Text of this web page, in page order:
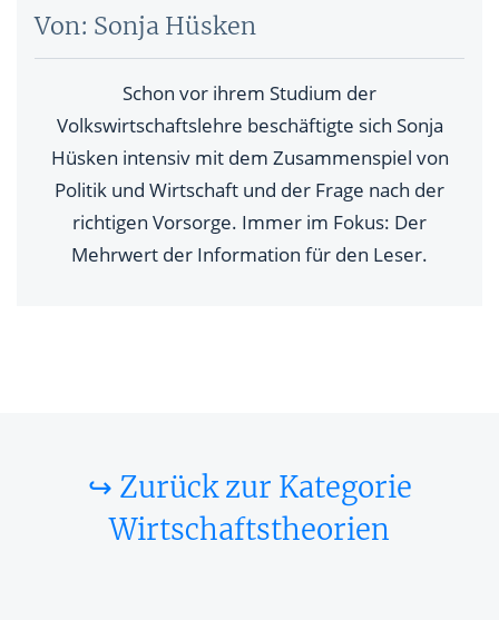
Von: Sonja Hüsken
Schon vor ihrem Studium der
Volkswirtschaftslehre beschäftigte sich Sonja
Hüsken intensiv mit dem Zusammenspiel von
Politik und Wirtschaft und der Frage nach der
richtigen Vorsorge. Immer im Fokus: Der
Mehrwert der Information für den Leser.
↪ Zurück zur Kategorie
Wirtschaftstheorien